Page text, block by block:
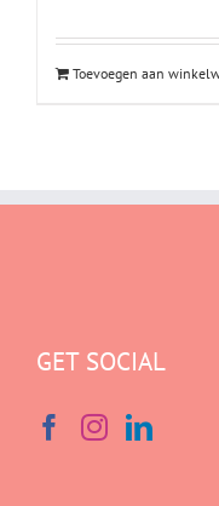
Toevoegen aan
GET SOCIAL